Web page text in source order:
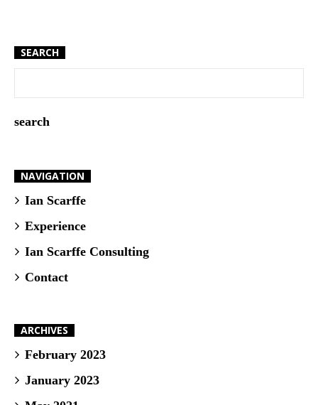
SEARCH
NAVIGATION
Ian Scarffe
Experience
Ian Scarffe Consulting
Contact
ARCHIVES
February 2023
January 2023